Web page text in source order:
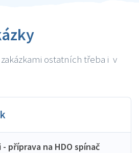
ostatních třeba i v
příprava na HDO spínač